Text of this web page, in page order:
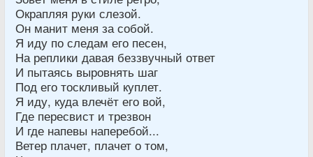
Окрапляя руки слезой.
Он манит меня за собой.
Я иду по следам его песен,
На реплики давая беззвучный ответ
И пытаясь выровнять шаг
Под его тоскливый куплет.
Я иду, куда влечёт его вой,
Где пересвист и трезвон
И где напевы наперебой...
Ветер плачет, плачет о том,